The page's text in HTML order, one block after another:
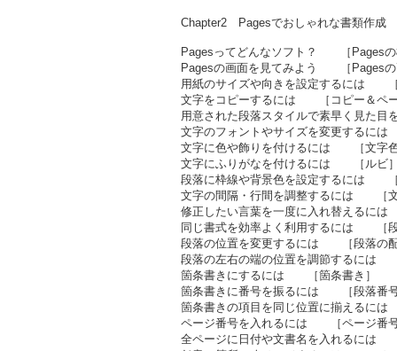
Chapter2 Pagesでおしゃれな書類作成
Pagesってどんなソフト？ ［Pagesの
Pagesの画面を見てみよう ［Pagesの
用紙のサイズや向きを設定するには
文字をコピーするには ［コピー＆ペ
用意された段落スタイルで素早く見た
文字のフォントやサイズを変更するに
文字に色や飾りを付けるには ［文字
文字にふりがなを付けるには ［ルビ
段落に枠線や背景色を設定するには
文字の間隔・行間を調整するには ［
修正したい言葉を一度に入れ替えるに
同じ書式を効率よく利用するには ［
段落の位置を変更するには ［段落の
段落の左右の端の位置を調節するには
箇条書きにするには ［箇条書き］
箇条書きに番号を振るには ［段落番
箇条書きの項目を同じ位置に揃えるに
ページ番号を入れるには ［ページ番
全ページに日付や文書名を入れるには